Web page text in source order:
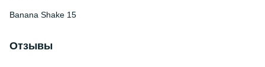
Banana Shake 15
Отзывы